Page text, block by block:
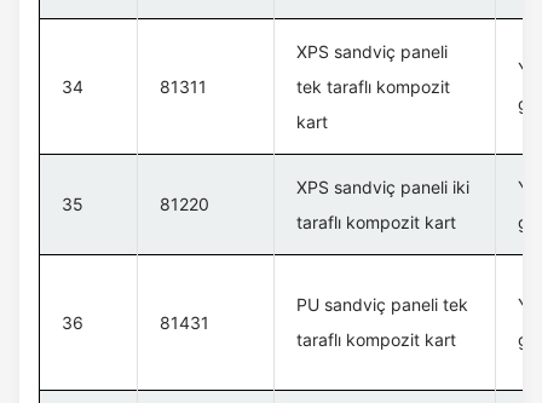
34 81311
XPS sandviç paneli
tek taraflı kompozit
kart
35 81220
XPS sandviç paneli iki
taraflı kompozit kart
36 81431
PU sandviç paneli tek
taraflı kompozit kart